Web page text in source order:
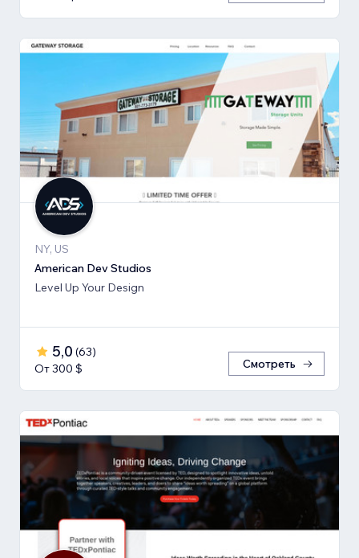
NY, US
American Dev Studios
Level Up Your Design
5,0 (63)
От 300 $
Смотреть